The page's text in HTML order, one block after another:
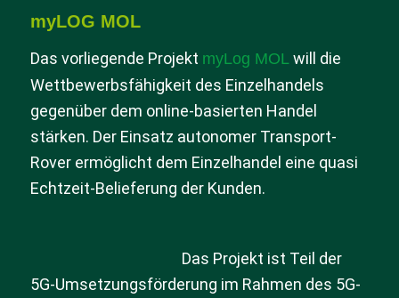
myLOG MOL
Das vorliegende Projekt myLog MOL will die
Wettbewerbsfähigkeit des Einzelhandels
gegenüber dem online-basierten Handel
stärken. Der Einsatz autonomer Transport-
Rover ermöglicht dem Einzelhandel eine quasi
Echtzeit-Belieferung der Kunden.
Das Projekt ist Teil der
5G-Umsetzungsförderung im Rahmen des 5G-